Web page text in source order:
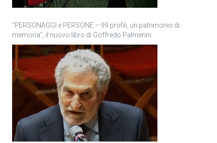
“PERSONAGGI e PERSONE – 99 profili, un patrimonio di
memoria”, il nuovo libro di Goffredo Palmerini